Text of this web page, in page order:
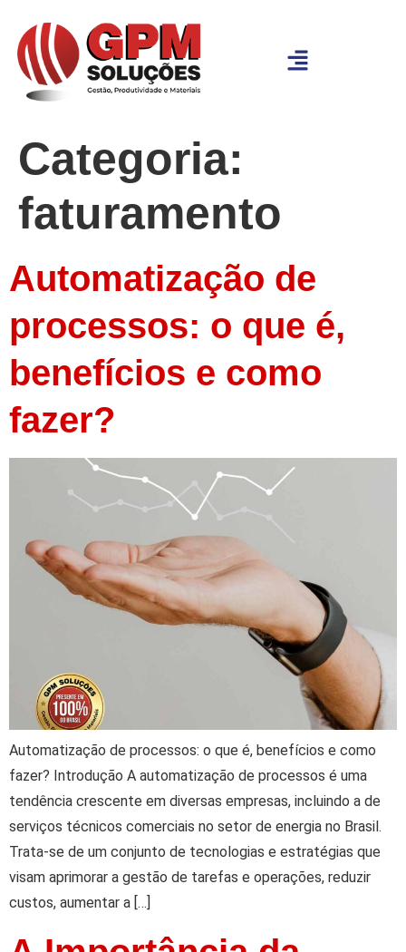
Categoria:
faturamento
Automatização de
processos: o que é,
benefícios e como
fazer?
Automatização de processos: o que é, benefícios e como
fazer? Introdução A automatização de processos é uma
tendência crescente em diversas empresas, incluindo a de
serviços técnicos comerciais no setor de energia no Brasil.
Trata-se de um conjunto de tecnologias e estratégias que
visam aprimorar a gestão de tarefas e operações, reduzir
custos, aumentar a […]